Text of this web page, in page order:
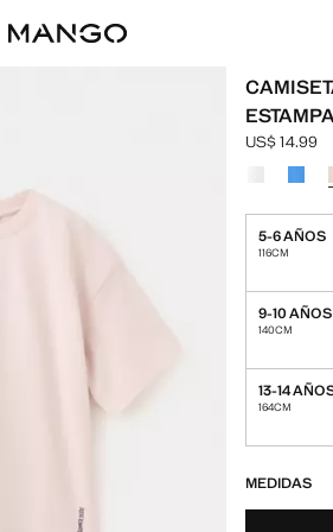
Precio
US$ 14.99
Selecciona
5-6 AÑOS
116CM
9-10 AÑOS
140CM
13-14
164CM
MEDIDAS